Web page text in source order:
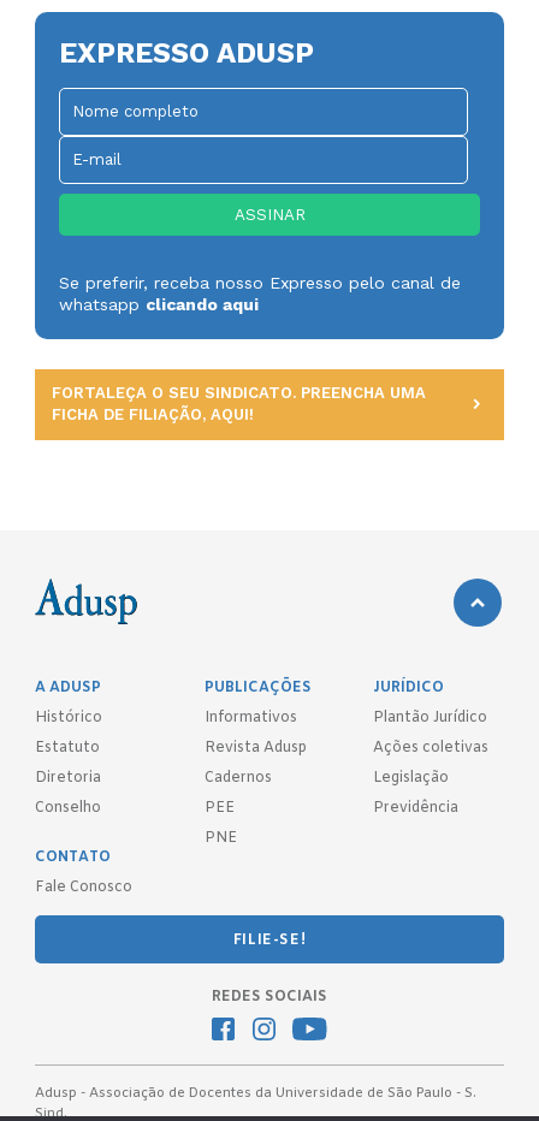
EXPRESSO ADUSP
Se preferir, receba nosso Expresso pelo canal de
whatsapp clicando aqui
FORTALEÇA O SEU SINDICATO. PREENCHA UMA
FICHA DE FILIAÇÃO, AQUI!
A ADUSP
Histórico
Estatuto
Diretoria
Conselho
PUBLICAÇÕES
Informativos
Revista Adusp
Cadernos
PEE
PNE
JURÍDICO
Plantão Jurídico
Ações coletivas
Legislação
Previdência
CONTATO
Fale Conosco
FILIE-SE!
REDES SOCIAIS
Adusp - Associação de Docentes da Universidade de São Paulo - S.
Sind.